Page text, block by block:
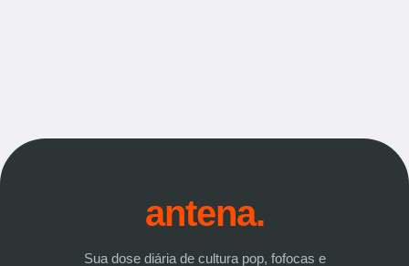
antena.
Sua dose diária de cultura pop, fofocas e